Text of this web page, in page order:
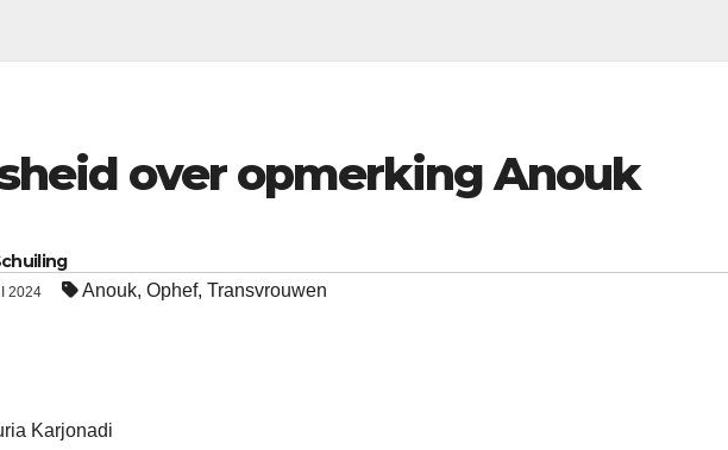
over opmerking Anouk
2024 Anouk, Ophef, Transvrouwen
Karjonadi